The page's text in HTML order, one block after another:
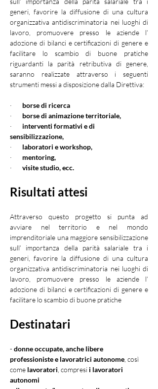
generi, favorire la diffusione di una cultura
organizzativa antidiscriminatoria nei luoghi di
lavoro, promuovere presso le aziende l’
adozione di bilanci e certificazioni di genere e
facilitare lo scambio di buone pratiche
riguardanti la parità retributiva di genere,
saranno realizzate attraverso i seguenti
strumenti messi a disposizione dalla Direttiva:
· borse di ricerca
· borse di animazione territoriale,
· interventi formativi e di
sensibilizzazione,
· laboratori e workshop,
· mentoring,
· visite studio, ecc.
Risultati attesi
Attraverso questo progetto si punta ad
avviare nel territorio e nel mondo
imprenditoriale una maggiore sensibilizzazione
sull’ importanza della parità salariale tra i
generi, favorire la diffusione di una cultura
organizzativa antidiscriminatoria nei luoghi di
lavoro, promuovere presso le aziende l’
adozione di bilanci e certificazioni di genere e
facilitare lo scambio di buone pratiche
Destinatari
- donne occupate, anche libere
professioniste e lavoratrici autonome , così
come lavoratori , compresi i lavoratori
autonomi